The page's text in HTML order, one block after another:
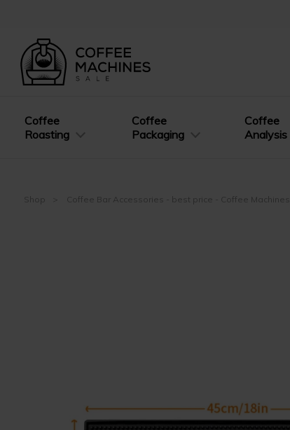
Coffee
Roasting
Coffee
Packaging
Coffee
Analysis
Shop Coffee Bar Accessories - best price - Coffee